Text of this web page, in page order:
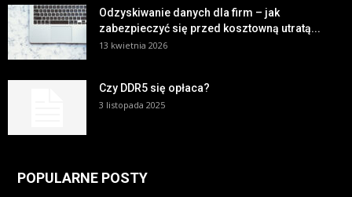
Odzyskiwanie danych dla firm – jak
zabezpieczyć się przed kosztowną utratą...
13 kwietnia 2026
Czy DDR5 się opłaca?
3 listopada 2025
POPULARNE POSTY